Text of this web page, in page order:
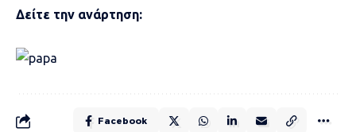
Δείτε την ανάρτηση:
Facebook